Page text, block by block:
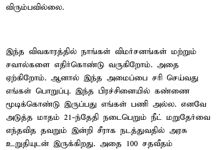
விரும்பவில்லை.
இந்த விவகாரத்தில் நாங்கள் விமர்சனங்கள் மற்றும்
சவால்களை எதிர்கொண்டு வருகிறோம். அதை
ஏற்கிறோம். ஆனால் இந்த அமைப்பை சரி செய்வது
எங்கள் பொறுப்பு. இந்த பிரச்சினையில் கண்ணை
மூடிக்கொண்டு இருப்பது எங்கள் பணி அல்ல. எனவே
அடுத்த மாதம் 21-ந்தேதி நடைபெறும் நீட் மறுதேர்வை
எந்தவித தவறும் இன்றி சீராக நடத்துவதில் அரசு
உறுதியுடன் இருக்கிறது. அதை 100 சதவீதம்